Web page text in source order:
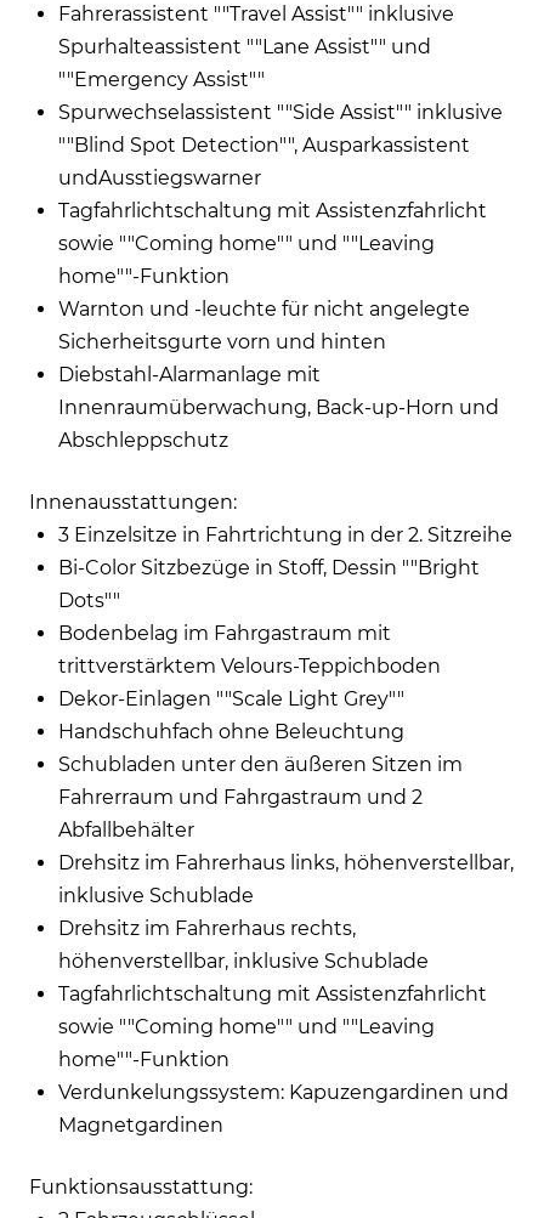
Fahrerassistent ""Travel Assist"" inklusive
Spurhalteassistent ""Lane Assist"" und
""Emergency Assist""
Spurwechselassistent ""Side Assist"" inklusive
""Blind Spot Detection"", Ausparkassistent
undAusstiegswarner
Tagfahrlichtschaltung mit Assistenzfahrlicht
sowie ""Coming home"" und ""Leaving
home""-Funktion
Warnton und -leuchte für nicht angelegte
Sicherheitsgurte vorn und hinten
Diebstahl-Alarmanlage mit
Innenraumüberwachung, Back-up-Horn und
Abschleppschutz
Innenausstattungen:
3 Einzelsitze in Fahrtrichtung in der 2. Sitzreihe
Bi-Color Sitzbezüge in Stoff, Dessin ""Bright
Dots""
Bodenbelag im Fahrgastraum mit
trittverstärktem Velours-Teppichboden
Dekor-Einlagen ""Scale Light Grey""
Handschuhfach ohne Beleuchtung
Schubladen unter den äußeren Sitzen im
Fahrerraum und Fahrgastraum und 2
Abfallbehälter
Drehsitz im Fahrerhaus links, höhenverstellbar,
inklusive Schublade
Drehsitz im Fahrerhaus rechts,
höhenverstellbar, inklusive Schublade
Tagfahrlichtschaltung mit Assistenzfahrlicht
sowie ""Coming home"" und ""Leaving
home""-Funktion
Verdunkelungssystem: Kapuzengardinen und
Magnetgardinen
Funktionsausstattung: